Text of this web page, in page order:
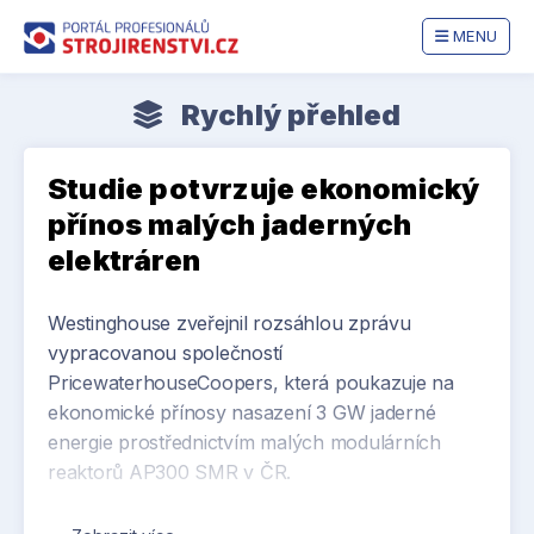
MENU
Rychlý přehled
Studie potvrzuje ekonomický
přínos malých jaderných
elektráren
Westinghouse zveřejnil rozsáhlou zprávu
vypracovanou společností
PricewaterhouseCoopers, která poukazuje na
ekonomické přínosy nasazení 3 GW jaderné
energie prostřednictvím malých modulárních
reaktorů AP300 SMR v ČR.
Klíčové závěry